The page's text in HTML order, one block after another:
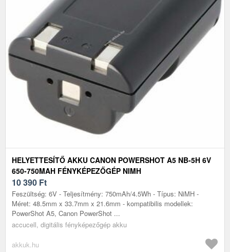
HELYETTESÍTŐ AKKU CANON POWERSHOT A5 NB-5H 6V
650-750MAH FÉNYKÉPEZŐGÉP NIMH
10 390 Ft
Feszültség: 6V - Teljesítmény: 750mAh/4.5Wh - Típus: NiMH -
Méret: 48.5mm x 33.7mm x 21.6mm - kompatibilis modellek:
PowerShot A5, Canon PowerShot ...
accucell, digitális fényképezőgép akku
akkuk.hu